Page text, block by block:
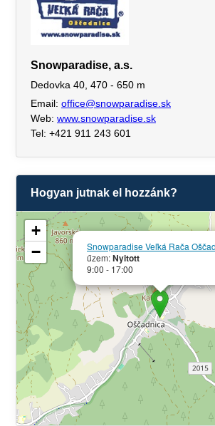
Snowparadise, a.s.
Dedovka 40, 470 - 650 m
Email: office@snowparadise.sk
Web: www.snowparadise.sk
Tel: +421 911 243 601
Hogyan jutnak el hozzánk?
Snowparadise Veľká Rača
űzem:Nyitott
9:00 - 17:00
+
−